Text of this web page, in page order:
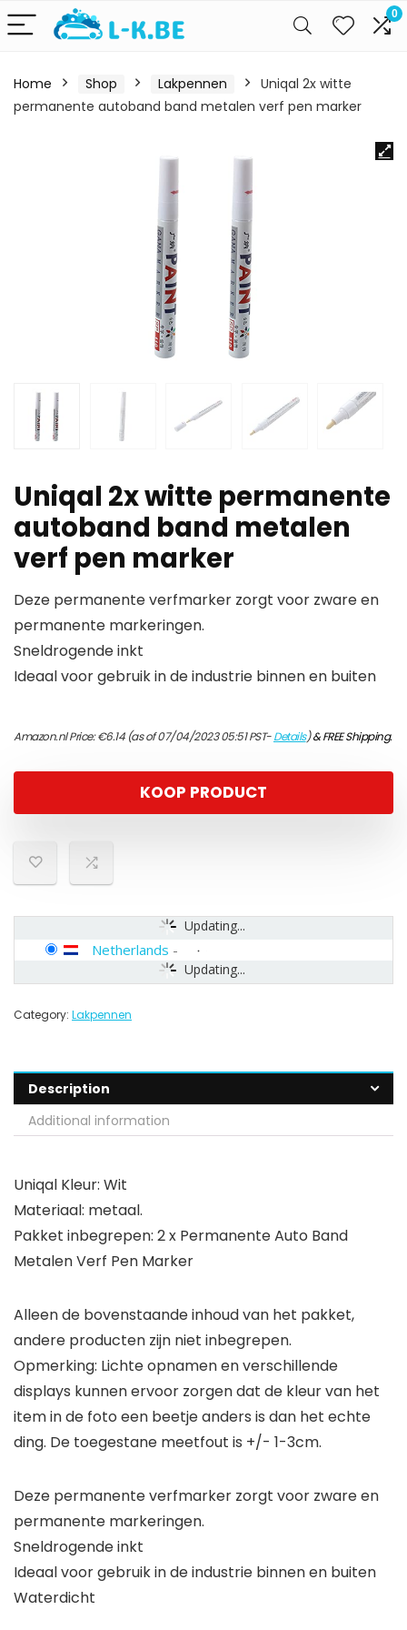
0
Home Shop Lakpennen
Uniqal 2x witte
permanente autoband band metalen verf pen marker
Uniqal 2x witte permanente
autoband band metalen
verf pen marker
Deze permanente verfmarker zorgt voor zware en
permanente markeringen.
Sneldrogende inkt
Ideaal voor gebruik in de industrie binnen en buiten
Amazon.nl Price:€6.14(as of 07/04/2023 05:51 PST-Details)&FREE Shipping.
KOOP PRODUCT
Updating...
Updating...
Netherlands -
Category: Lakpennen
Description
Additional information
Uniqal Kleur: Wit
Materiaal: metaal.
Pakket inbegrepen: 2 x Permanente Auto Band
Metalen Verf Pen Marker
Alleen de bovenstaande inhoud van het pakket,
andere producten zijn niet inbegrepen.
Opmerking: Lichte opnamen en verschillende
displays kunnen ervoor zorgen dat de kleur van het
item in de foto een beetje anders is dan het echte
ding. De toegestane meetfout is +/- 1-3cm.
Deze permanente verfmarker zorgt voor zware en
permanente markeringen.
Sneldrogende inkt
Ideaal voor gebruik in de industrie binnen en buiten
Waterdicht